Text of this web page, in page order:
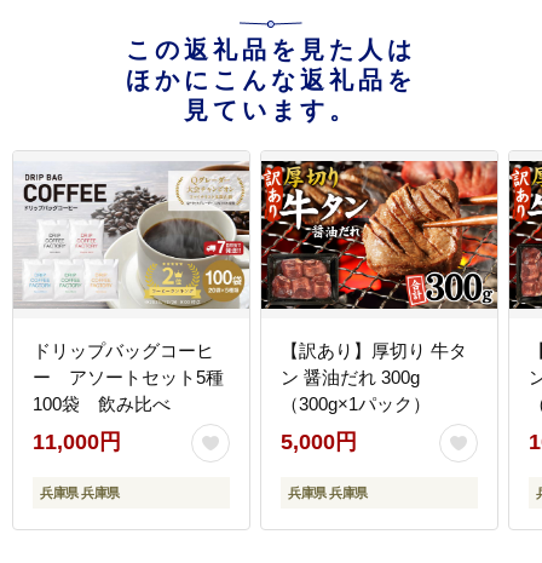
この返礼品を見た人は
ほかにこんな返礼品を
見ています。
ドリップバッグコーヒ
ー アソートセット5種
100袋 飲み比べ
11,000円
兵庫県 兵庫県
【訳あり】厚切り 牛タ
ン 醤油だれ 300g
（300g×1パック）
5,000円
兵庫県 兵庫県